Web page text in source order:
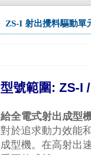
ZS-I 射出攪料驅動單
型號範圍: ZS-I
給全電式射出成型
對於追求動力效能
成型機。在高射出